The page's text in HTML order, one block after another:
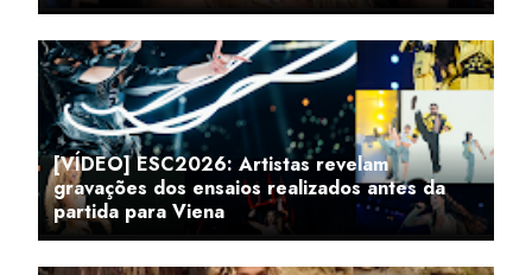
[VÍDEO] ESC2026: Artistas revelam
gravações dos ensaios realizados antes da
partida para Viena